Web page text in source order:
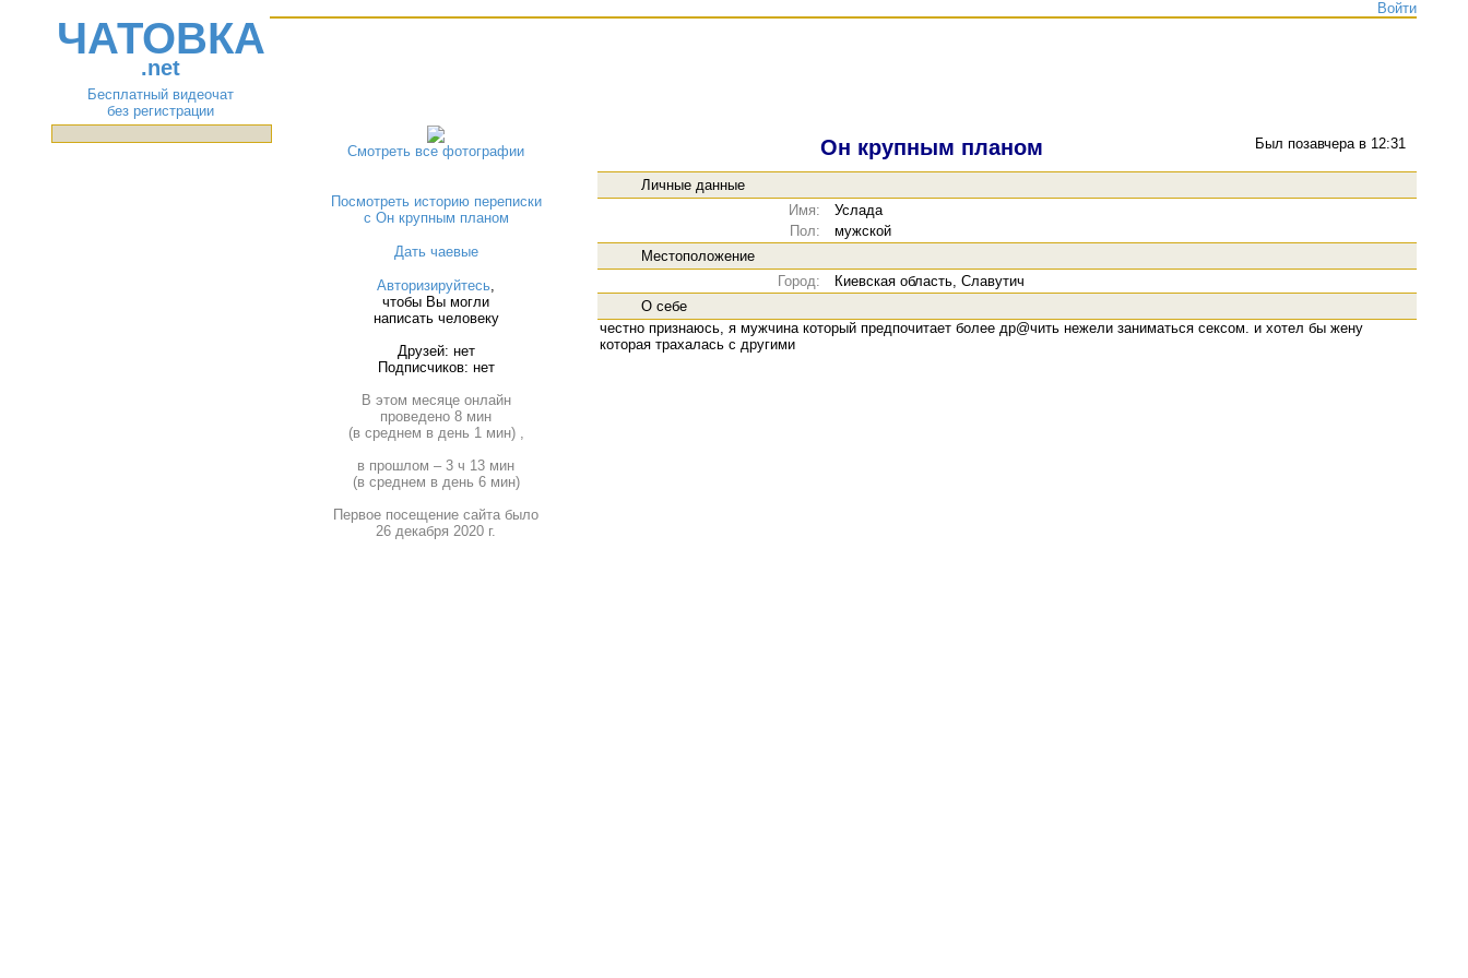
Войти
ЧАТОВКА
.net
Бесплатный видеочат
без регистрации
Смотреть все фотографии
Посмотреть историю переписки
с Он крупным планом
Дать чаевые
Авторизируйтесь
чтобы Вы могли
написать человеку
Друзей: нет
Подписчиков: нет
В этом месяце онлайн
проведено 8 мин
(в среднем в день 1 мин) ,
в прошлом – 3 ч 13 мин
(в среднем в день 6 мин)
Первое посещение сайта было
26 декабря 2020 г.
Был позавчера в 12:31
Он крупным планом
Личные данные
Имя:
Услада
Пол:
мужской
Местоположение
Город:
Киевская область, Славутич
О себе
честно признаюсь, я мужчина который предпочитает более др@чить нежели заниматься сексом. и хотел бы жену
которая трахалась с другими